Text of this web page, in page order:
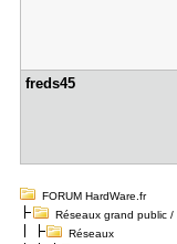
freds45
FORUM HardWare.fr
Réseaux grand public /
Réseaux